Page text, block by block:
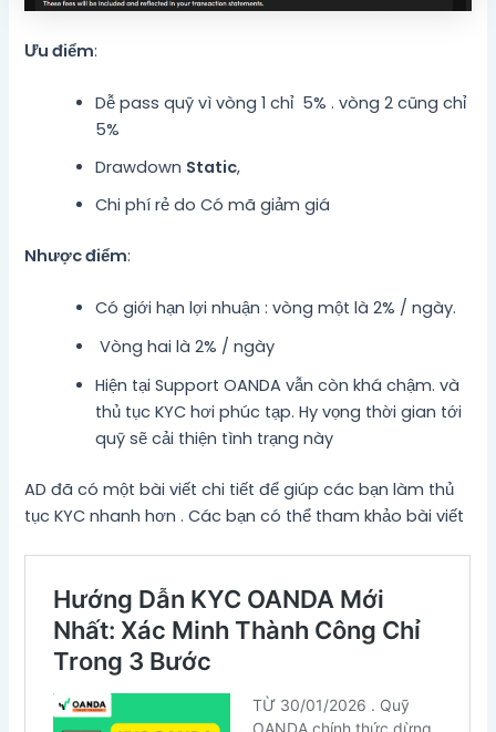
Ưu điểm:
Dễ pass quỹ vì vòng 1 chỉ 5% . vòng 2 cũng chỉ
5%
Drawdown Static,
Chi phí rẻ do Có mã giảm giá
Nhược điểm:
Có giới hạn lợi nhuận : vòng một là 2% / ngày.
Vòng hai là 2% / ngày
Hiện tại Support OANDA vẫn còn khá chậm. và
thủ tục KYC hơi phúc tạp. Hy vọng thời gian tới
quỹ sẽ cải thiện tình trạng này
AD đã có một bài viết chi tiết để giúp các bạn làm thủ
tục KYC nhanh hơn . Các bạn có thể tham khảo bài viết